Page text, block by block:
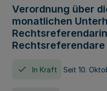
Verordnung über
monatlichen
Rechtsreferendare
In Kraft Seit 10.